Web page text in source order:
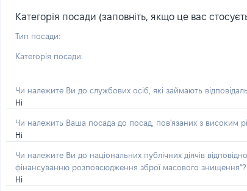
Категорія посади (заповніть, якщо це вас
Тип посади:
Категорія посади:
Чи належите Ви до службових осіб, які займають
Ні
Чи належить Ваша посада до посад, пов'язаних з високим
Ні
Чи належите Ви до національних публічних діячів
фінансуванню розповсюдження зброї масового знищення"?
Ні